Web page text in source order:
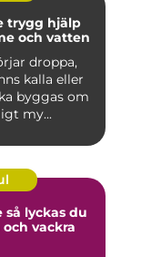
och vatten
droppa,
kalla eller
byggas om
my...
vackra